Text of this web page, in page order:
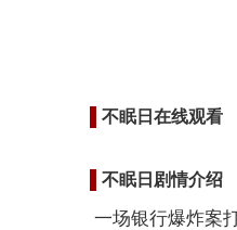
不眠日在线观看
不眠日剧情介绍
一场银行爆炸案